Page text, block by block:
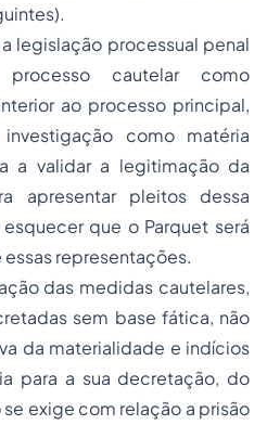
legislação processual penal
cautelar como
ao processo principal,
como matéria
a validar a legitimação da
apresentar pleitos dessa
que o Parquet será
representações.
das medidas cautelares,
sem base fática, não
da materialidade e indícios
para a sua decretação, do
exige com relação a prisão